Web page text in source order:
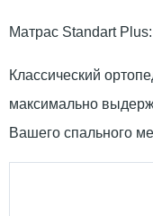
Матрас Standart Plus:
Классический
максимально
Вашего спального